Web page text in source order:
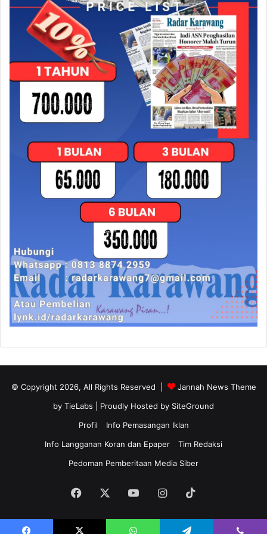
© Copyright 2026, All Rights Reserved |
Jannah News Theme
by TieLabs | Proudly Hosted by SiteGround
Profil
Info Pemasangan Iklan
Info Langganan Koran dan Epaper
Tim Redaksi
Pedoman Pemberitaan Media Siber
Facebook YouTubeInstagram